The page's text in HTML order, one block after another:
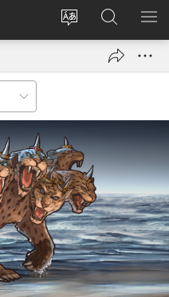
సైట్
మార్చండి
లాగిన్
(కొత్త
ఓపెన్‌
JW.ORGలో
వెదకండి